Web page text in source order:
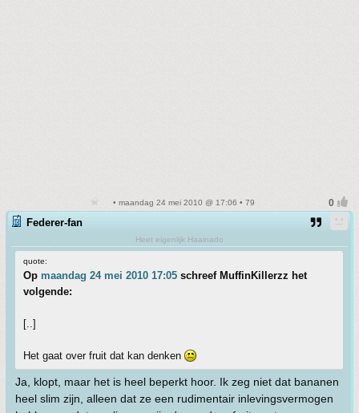
• maandag 24 mei 2010 @ 17:06 • 79
Federer-fan
Heet eigenlijk Haainado
quote:
Op maandag 24 mei 2010 17:05 schreef MuffinKillerzz het
volgende:
[..]
Het gaat over fruit dat kan denken
Ja, klopt, maar het is heel beperkt hoor. Ik zeg niet dat bananen
heel slim zijn, alleen dat ze een rudimentair inlevingsvermogen